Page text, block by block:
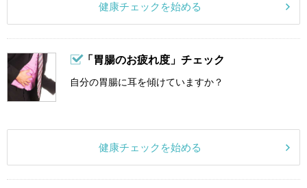
健康チェックを始める
「胃腸のお疲れ度」チェック
自分の胃腸に耳を傾けていますか？
健康チェックを始める